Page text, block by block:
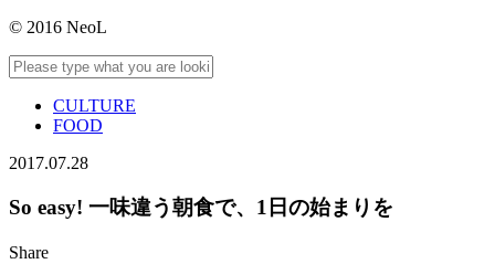
© 2016 NeoL
CULTURE
FOOD
2017.07.28
So easy! 一味違う朝食で、1日の始まりを
Share